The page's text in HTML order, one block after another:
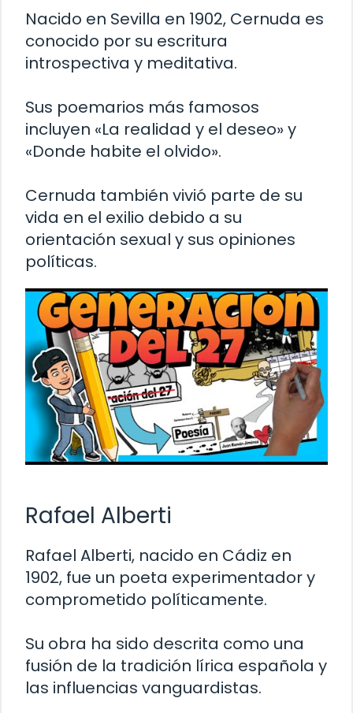
Nacido en Sevilla en 1902, Cernuda es
conocido por su escritura
introspectiva y meditativa.
Sus poemarios más famosos
incluyen «La realidad y el deseo» y
«Donde habite el olvido».
Cernuda también vivió parte de su
vida en el exilio debido a su
orientación sexual y sus opiniones
políticas.
Rafael Alberti
Rafael Alberti, nacido en Cádiz en
1902, fue un poeta experimentador y
comprometido políticamente.
Su obra ha sido descrita como una
fusión de la tradición lírica española y
las influencias vanguardistas.